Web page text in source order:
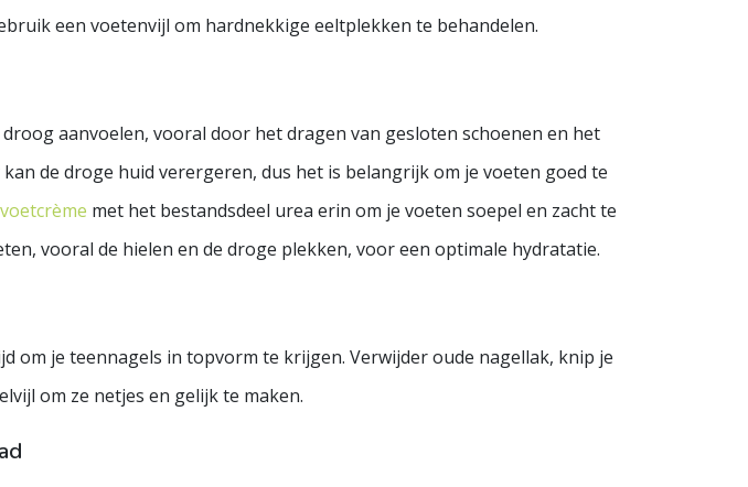
een voetenvijl om hardnekkige eeltplekken te behandelen.
aanvoelen, vooral door het dragen van gesloten schoenen en het
de droge huid verergeren, dus het is belangrijk om je voeten goed te
met het bestandsdeel urea erin om je voeten soepel en zacht te
vooral de hielen en de droge plekken, voor een optimale hydratatie.
om je teennagels in topvorm te krijgen. Verwijder oude nagellak, knip je
om ze netjes en gelijk te maken.